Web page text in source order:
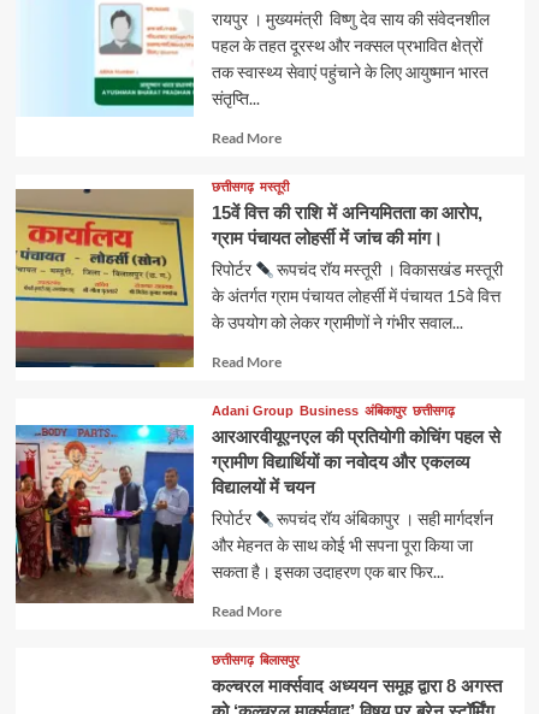
रायपुर । मुख्यमंत्री विष्णु देव साय की संवेदनशील
पहल के तहत दूरस्थ और नक्सल प्रभावित क्षेत्रों
तक स्वास्थ्य सेवाएं पहुंचाने के लिए आयुष्मान भारत
संतृप्ति...
Read MoreRead
about
छत्तीसगढ़ मस्तूरी
15वें वित्त की राशि में अनियमितता का आरोप,
ग्राम पंचायत लोहर्सी में जांच की मांग।
रिपोर्टर
रूपचंद रॉय मस्तूरी । विकासखंड मस्तूरी
के अंतर्गत ग्राम पंचायत लोहर्सी में पंचायत 15वे वित्त
के उपयोग को लेकर ग्रामीणों ने गंभीर सवाल...
Read MoreRead
about
Adani Group Business अंबिकापुर छत्तीसगढ़
आरआरवीयूएनएल की प्रतियोगी कोचिंग पहल से
ग्रामीण विद्यार्थियों का नवोदय और एकलव्य
विद्यालयों में चयन
रिपोर्टर
रूपचंद रॉय अंबिकापुर । सही मार्गदर्शन
और मेहनत के साथ कोई भी सपना पूरा किया जा
सकता है। इसका उदाहरण एक बार फिर...
Read MoreRead
about
छत्तीसगढ़ बिलासपुर
कल्चरल मार्क्सवाद अध्ययन समूह द्वारा 8 अगस्त